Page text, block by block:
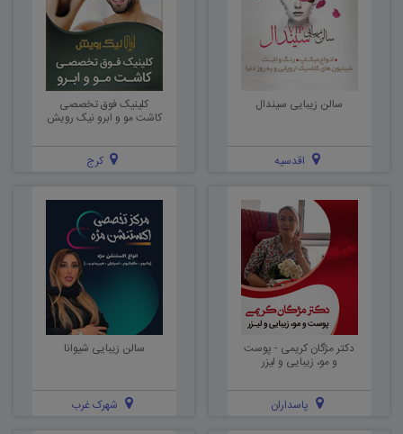
سالن زیبایی سیندال
اقدسیه
کلینیک فوق تخصصی
کاشت مو و ابرو نیک رویش
کرج
دکتر مژگان کریمی - پوست
و مو، زیبایی و لیزر
پاسداران
سالن زیبایی شیوانا
شهرک غرب